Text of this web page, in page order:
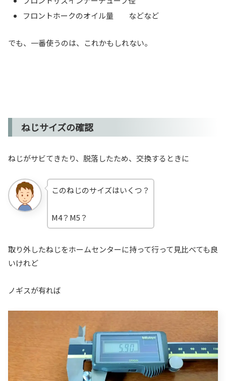
フロントホークのオイル量 などなど
でも、一番使うのは、これかもしれない。
ねじサイズの確認
ねじがサビてきたり、脱落したため、交換するときに
このねじのサイズはいくつ？
M4？M5？
取り外したねじをホームセンターに持って行って見比べても良
いけれど
ノギスが有れば